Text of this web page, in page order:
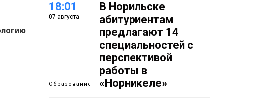
18:01
07 августа
Образование
В Норильске
абитуриентам
предлагают 14
специальностей с
перспективой
работы в
«Норникеле»